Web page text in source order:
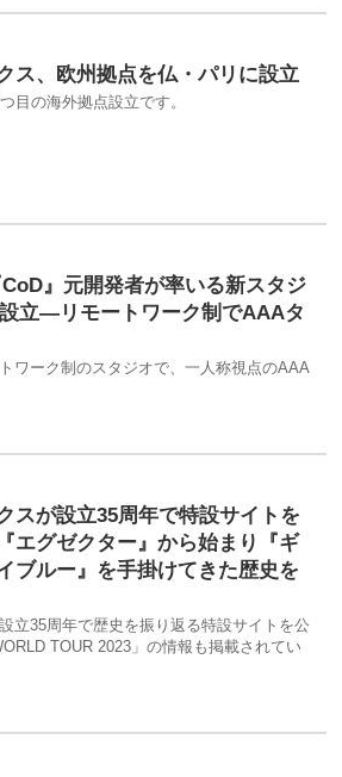
ス、欧州拠点を仏・パリに設立
目の海外拠点設立です。
』元開発者が率いる新スタジ
立―リモートワーク制でAAAタ
ワーク制のスタジオで、一人称視点のAAA
スが設立35周年で特設サイトを
エグゼクター』から始まり『ギ
ブルー』を手掛けてきた歴史を
立35周年で歴史を振り返る特設サイトを公
TOUR 2023」の情報も掲載されてい